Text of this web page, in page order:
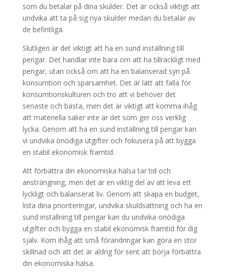
som du betalar på dina skulder. Det är också viktigt att
undvika att ta på sig nya skulder medan du betalar av
de befintliga.
Slutligen är det viktigt att ha en sund inställning till
pengar. Det handlar inte bara om att ha tillräckligt med
pengar, utan också om att ha en balanserad syn på
konsumtion och sparsamhet. Det är lätt att falla för
konsumtionskulturen och tro att vi behöver det
senaste och bästa, men det är viktigt att komma ihåg
att materiella saker inte är det som ger oss verklig
lycka. Genom att ha en sund inställning till pengar kan
vi undvika onödiga utgifter och fokusera på att bygga
en stabil ekonomisk framtid.
Att förbättra din ekonomiska hälsa tar tid och
ansträngning, men det är en viktig del av att leva ett
lyckligt och balanserat liv. Genom att skapa en budget,
lista dina prioriteringar, undvika skuldsättning och ha en
sund inställning till pengar kan du undvika onödiga
utgifter och bygga en stabil ekonomisk framtid för dig
själv. Kom ihåg att små förändringar kan göra en stor
skillnad och att det är aldrig för sent att börja förbättra
din ekonomiska hälsa.